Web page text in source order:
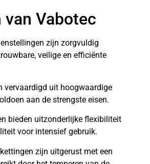
van Vabotec
zijn zorgvuldig
veilige en efficiënte
vervaardigd uit hoogwaardige
aan de strengste eisen.
bieden uitzonderlijke flexibiliteit
voor intensief gebruik.
zijn uitgerust met een